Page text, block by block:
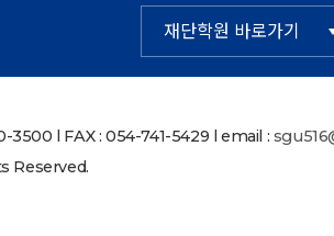
재단학원 바로가기
3500 l FAX : 054-741-5429 l email :
Reserved.